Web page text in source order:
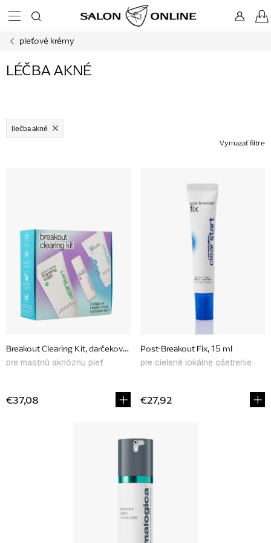
na
pleťové krémy
LÉČBA AKNÉ
liečba akné
Vymazať filtre
u
k
o
Breakout Clearing Kit, darčekové balenie
pre mastnú aknóznu pleť
€37,08
Post-Breakout Fix, 15 ml
pre cielené lokálne ošetrenie
€27,92